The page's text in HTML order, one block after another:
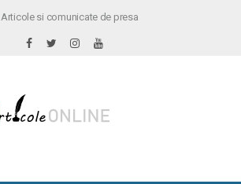
Articole si comunicate de presa